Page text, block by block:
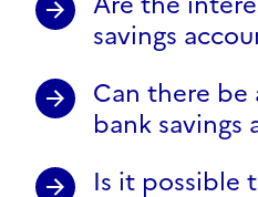
savings
Can there be
bank savings
Is it possible